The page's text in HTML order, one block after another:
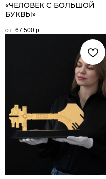
«ЧЕЛОВЕК С БОЛЬШОЙ
БУКВЫ»
67 500 р.